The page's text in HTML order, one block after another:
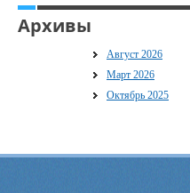
Архивы
Август 2026
Март 2026
Октябрь 2025